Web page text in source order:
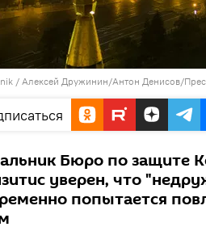
/ Алексей Дружинин/Антон Денисов/
Бюро по защите
уверен, что
попытается